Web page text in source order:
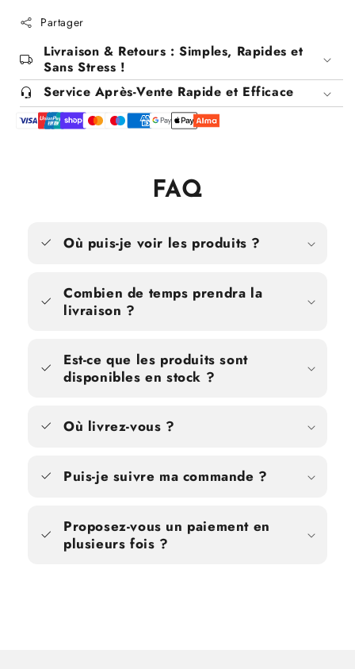
ronde
étages
4
étages
Partager
Livraison & Retours : Simples, Rapides et
Sans Stress !
Service Après-Vente Rapide et Efficace
FAQ
Où puis-je voir les produits ?
Combien de temps prendra la
livraison ?
Est-ce que les produits sont
disponibles en stock ?
Où livrez-vous ?
Puis-je suivre ma commande ?
Proposez-vous un paiement en
plusieurs fois ?